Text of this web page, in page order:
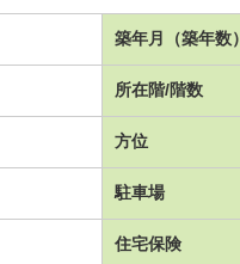
築年月（築年数）
所在階/階数
方位
駐車場
住宅保険